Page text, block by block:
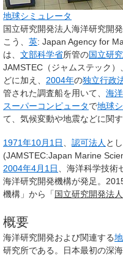
地球シミュレータ
国立研究開発法人海洋研究開
こう、 英: Japan Agency for
は、 文部科学省所管の国立研
JAMSTEC （ジャムステック）、
どに加え、 2004年の独立行政
管された調査船を用いて、 海洋
スーパーコンピュータで地球
て、気候変動や地震などに関
1971年10月1日、 認可法人 と
(JAMSTEC:Japan Marine
2004年4月1日、海洋科学技術
海洋研究開発機構が発足。
機構」から「 国立研究開発法人
概要
海洋研究開発および関連する
研究所である。日本最初の深